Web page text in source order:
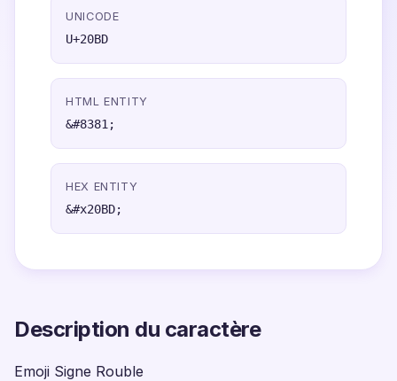
UNICODE
U+20BD
HTML ENTITY
&#8381;
HEX ENTITY
&#x20BD;
Description du caractère
Emoji Signe Rouble